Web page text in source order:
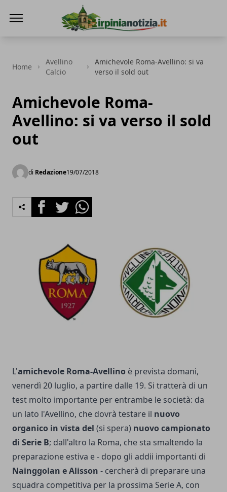
Home
Avellino
Calcio
Amichevole Roma-Avellino: si va
verso il sold out
Amichevole Roma-
Avellino: si va verso il sold
out
di Redazione19/07/2018
FacebookTwitterWhatsapp
L'amichevole Roma-Avellino è prevista domani,
venerdì 20 luglio, a partire dalle 19. Si tratterà di un
test molto importante per entrambe le società: da
un lato l'Avellino, che dovrà testare il nuovo
organico in vista del (si spera) nuovo campionato
di Serie B; dall'altro la Roma, che sta smaltendo la
preparazione estiva e - dopo gli addii importanti di
Nainggolan e Alisson - cercherà di preparare una
squadra competitiva per la prossima Serie A, con